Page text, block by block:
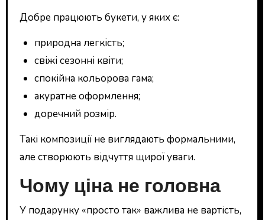
Добре працюють букети, у яких є:
природна легкість;
свіжі сезонні квіти;
спокійна кольорова гама;
акуратне оформлення;
доречний розмір.
Такі композиції не виглядають формальними,
але створюють відчуття щирої уваги.
Чому ціна не головна
У подарунку «просто так» важлива не вартість,